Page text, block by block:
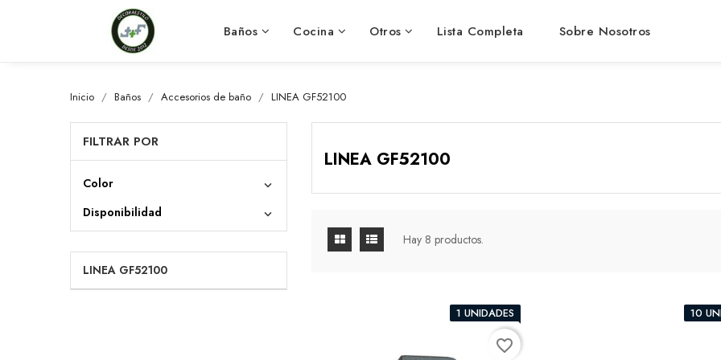
Baños Cocina Otros Lista Completa Sobre Nosotros
Inicio Baños Accesorios de baño LINEA GF52100
FILTRAR POR
Color 
Disponibilidad 
LINEA GF52100
LINEA GF52100
Hay 8 productos.
1 UNIDADES
favorite_border
10